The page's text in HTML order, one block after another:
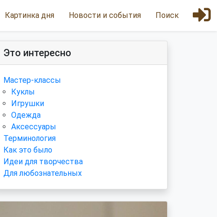
Картинка дня Новости и события Поиск
Это интересно
Мастер-классы
Куклы
Игрушки
Одежда
Аксессуары
Терминология
Как это было
Идеи для творчества
Для любознательных